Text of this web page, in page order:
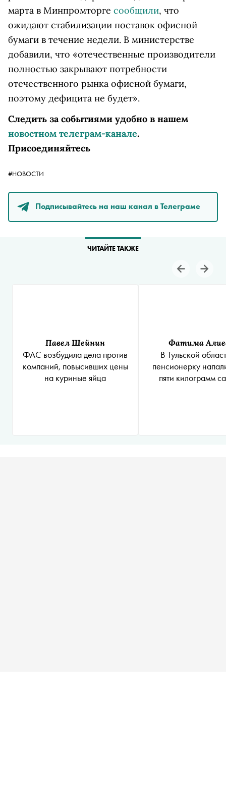
марта в Минпромторге сообщили, что
ожидают стабилизации поставок офисной
бумаги в течение недели. В министерстве
добавили, что «отечественные производители
полностью закрывают потребности
отечественного рынка офисной бумаги,
поэтому дефицита не будет».
Следить за событиями удобно в нашем
новостном телеграм-канале.
Присоединяйтесь
#НОВОСТИ
Подписывайтесь на наш канал в Телеграме
ЧИТАЙТЕ ТАКЖЕ
Павел Шейнин
ФАС возбудила дела против
компаний, повысивших цены
на куриные яйца
Фатима
В Тульской
пенсионерку
пяти килограмм